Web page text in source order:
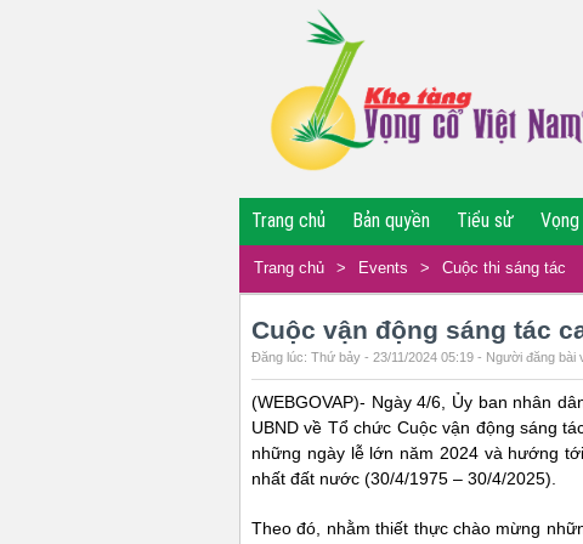
Trang chủ Bản quyền Tiểu sử
Trang chủ > Events > Cuộc thi sáng tác
Cuộc vận động sáng tác
Đăng lúc: Thứ bảy - 23/11/2024 05:19 - Người đăng bài
(WEBGOVAP)- Ngày 4/6, Ủy ban nhân
UBND về Tổ chức Cuộc vận động sáng
những ngày lễ lớn năm 2024 và hướng
nhất đất nước (30/4/1975 – 30/4/2025).
Theo đó, nhằm thiết thực chào mừng